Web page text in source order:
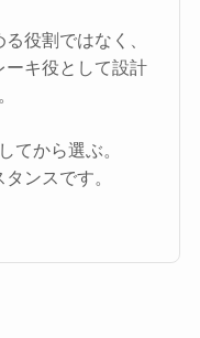
役割ではなく、
ーキ役として設計
てから選ぶ。
ンスです。